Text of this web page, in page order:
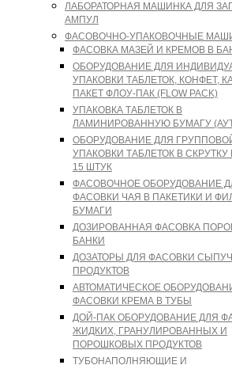
ЛАБОРАТОРНАЯ МАШИНКА ДЛЯ
АМПУЛ
ФАСОВОЧНО-УПАКОВОЧНЫЕ
ФАСОВКА МАЗЕЙ И КРЕМОВ В
ОБОРУДОВАНИЕ ДЛЯ
УПАКОВКИ ТАБЛЕТОК, КОНФЕТ,
ПАКЕТ ФЛОУ-ПАК (FLOW PACK)
УПАКОВКА ТАБЛЕТОК В
ЛАМИНИРОВАННУЮ БУМАГУ
ОБОРУДОВАНИЕ ДЛЯ
УПАКОВКИ ТАБЛЕТОК В СКРУТКУ
15 ШТУК
ФАСОВОЧНОЕ ОБОРУДОВАНИЕ
ФАСОВКИ ЧАЯ В ПАКЕТИКИ И
БУМАГИ
ДОЗИРОВАННАЯ ФАСОВКА
БАНКИ
ДОЗАТОРЫ ДЛЯ ФАСОВКИ
ПРОДУКТОВ
АВТОМАТИЧЕСКОЕ
ФАСОВКИ КРЕМА В ТУБЫ
ДОЙ-ПАК ОБОРУДОВАНИЕ ДЛЯ
ЖИДКИХ, ГРАНУЛИРОВАННЫХ И
ПОРОШКОВЫХ ПРОДУКТОВ
ТУБОНАПОЛНЯЮЩИЕ И